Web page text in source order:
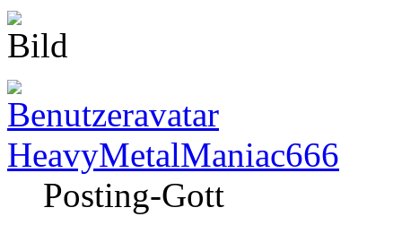
HeavyMetalManiac666
Posting-Gott